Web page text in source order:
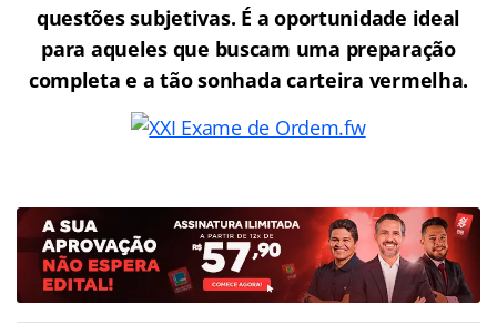
questões subjetivas. É a oportunidade ideal
para aqueles que buscam uma preparação
completa e a tão sonhada carteira vermelha.